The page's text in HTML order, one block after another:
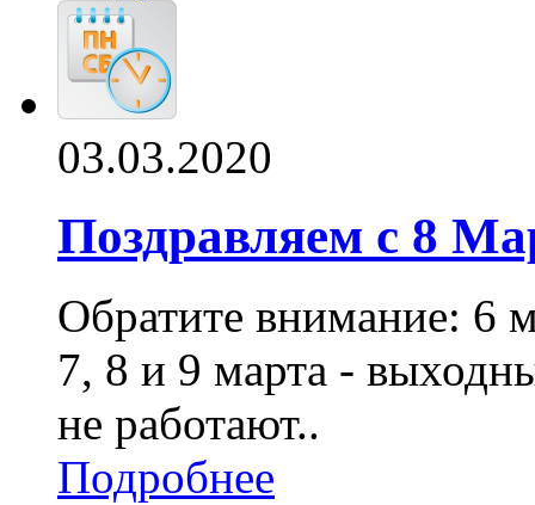
03.03.2020
Поздравляем с 8
Обратите внимание: 6
7, 8 и 9 марта -
не работают..
Подробнее